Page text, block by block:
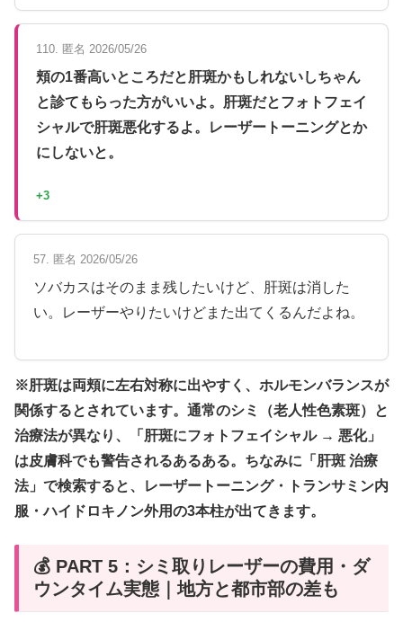
110. 匿名 2026/05/26
頬の1番高いところだと肝斑かもしれないしちゃん
と診てもらった方がいいよ。肝斑だとフォトフェイ
シャルで肝斑悪化するよ。レーザートーニングとか
にしないと。
+3
57. 匿名 2026/05/26
ソバカスはそのまま残したいけど、肝斑は消した
い。レーザーやりたいけどまた出てくるんだよね。
※肝斑は両頬に左右対称に出やすく、ホルモンバランスが
関係するとされています。通常のシミ（老人性色素斑）と
治療法が異なり、「肝斑にフォトフェイシャル → 悪化」
は皮膚科でも警告されるあるある。ちなみに「肝斑 治療
法」で検索すると、レーザートーニング・トランサミン内
服・ハイドロキノン外用の3本柱が出てきます。
💰 PART 5：シミ取りレーザーの費用・ダ
ウンタイム実態｜地方と都市部の差も